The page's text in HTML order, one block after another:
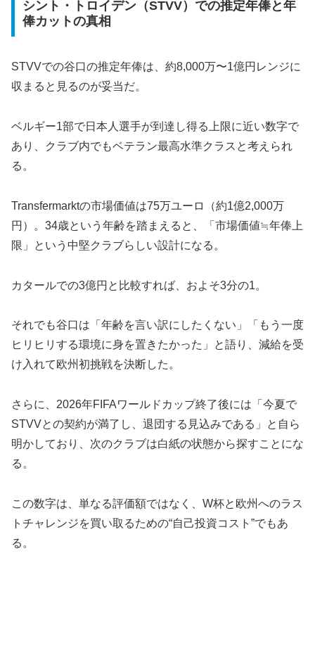
シント・トロイデン（STVV）での推定年俸と年
俸カットの真相
STVVでの谷口の推定年俸は、約8,000万〜1億円レンジに
収まると見るのが妥当だ。
ベルギー1部で日本人選手が到達し得る上限に近い数字で
あり、クラブ内でもベテラン最高水準クラスと考えられ
る。
Transfermarktの市場価値は75万ユーロ（約1億2,000万
円）。34歳という年齢を踏まえると、「市場価値≒年俸上
限」という中堅クラブらしい設計になる。
カタールでの3億円と比較すれば、およそ3分の1。
それでも谷口は「年齢を言い訳にしたくない」「もう一度
ヒリヒリする環境に身を置きたかった」と語り、減給を受
け入れて欧州初挑戦を決断した。
さらに、2026年FIFAワールドカップ終了後には「今夏で
STVVとの契約が満了し、退団する見込みである」と自ら
明かしており、次のクラブは白紙の状態から探すことにな
る。
この数字は、単なる評価額ではなく、W杯と欧州へのラス
トチャレンジを買い取るための“自己投資コスト”でもあ
る。